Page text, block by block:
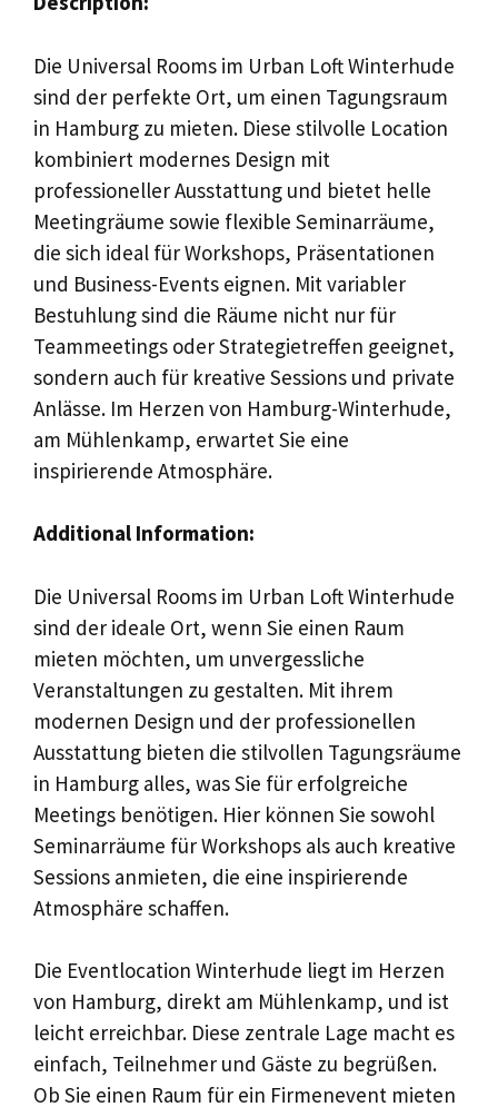
Die Universal Rooms im Urban Loft Winterhude
sind der perfekte Ort, um einen Tagungsraum
in Hamburg zu mieten. Diese stilvolle Location
kombiniert modernes Design mit
professioneller Ausstattung und bietet helle
Meetingräume sowie flexible Seminarräume,
die sich ideal für Workshops, Präsentationen
und Business-Events eignen. Mit variabler
Bestuhlung sind die Räume nicht nur für
Teammeetings oder Strategietreffen geeignet,
sondern auch für kreative Sessions und private
Anlässe. Im Herzen von Hamburg-Winterhude,
am Mühlenkamp, erwartet Sie eine
inspirierende Atmosphäre.
Additional Information:
Die Universal Rooms im Urban Loft Winterhude
sind der ideale Ort, wenn Sie einen Raum
mieten möchten, um unvergessliche
Veranstaltungen zu gestalten. Mit ihrem
modernen Design und der professionellen
Ausstattung bieten die stilvollen Tagungsräume
in Hamburg alles, was Sie für erfolgreiche
Meetings benötigen. Hier können Sie sowohl
Seminarräume für Workshops als auch kreative
Sessions anmieten, die eine inspirierende
Atmosphäre schaffen.
Die Eventlocation Winterhude liegt im Herzen
von Hamburg, direkt am Mühlenkamp, und ist
leicht erreichbar. Diese zentrale Lage macht es
einfach, Teilnehmer und Gäste zu begrüßen.
Ob Sie einen Raum für ein Firmenevent mieten